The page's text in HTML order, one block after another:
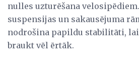
nulles uzturēšana
suspensijas un sakausējuma
nodrošina papildu stabilitāti,
braukt vēl ērtāk.